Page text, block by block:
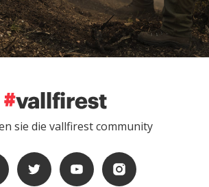
sie die vallfirest community